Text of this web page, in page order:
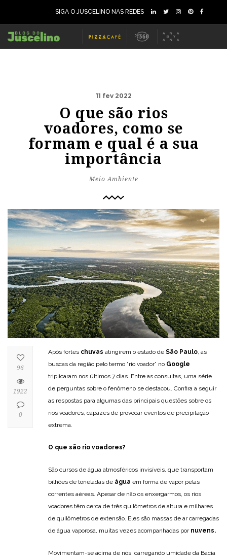
SIGA O JUSCELINO NAS REDES
11 fev 2022
O que são rios
voadores, como se
formam e qual é a sua
importância
Meio Ambiente
Após fortes chuvas atingirem o estado de São Paulo, as
buscas da região pelo termo “rio voador” no Google
triplicaram nos últimos 7 dias. Entre as consultas, uma série
de perguntas sobre o fenômeno se destacou. Confira a seguir
as respostas para algumas das principais questões sobre os
rios voadores, capazes de provocar eventos de precipitação
extrema.
O que são rio voadores?
São cursos de água atmosféricos invisíveis, que transportam
bilhões de toneladas de água em forma de vapor pelas
correntes aéreas. Apesar de não os enxergarmos, os rios
voadores têm cerca de três quilômetros de altura e milhares
de quilômetros de extensão. Eles são massas de ar carregadas
de água vaporosa, muitas vezes acompanhadas por nuvens.
Movimentam-se acima de nós, carregando umidade da Bacia
96
1922
0